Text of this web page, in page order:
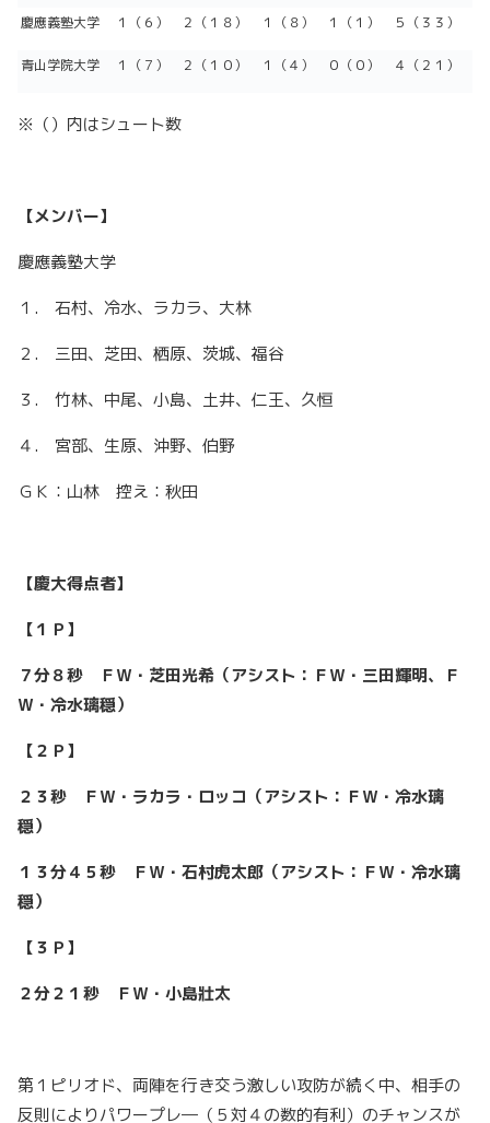
慶應義塾大学 １（６） ２（１８） １（８） １（１） ５（３３）
青山学院大学 １（７） ２（１０） １（４） ０（０） ４（２１）
※（）内はシュート数
【メンバー】
慶應義塾大学
１. 石村、冷水、ラカラ、大林
２. 三田、芝田、栖原、茨城、福谷
３. 竹林、中尾、小島、土井、仁王、久恒
４. 宮部、生原、沖野、伯野
ＧＫ：山林 控え：秋田
【慶大得点者】
【１Ｐ】
７分８秒 ＦＷ・芝田光希（アシスト：ＦＷ・三田輝明、Ｆ
Ｗ・冷水璃穏）
【２Ｐ】
２３秒 ＦＷ・ラカラ・ロッコ（アシスト：ＦＷ・冷水璃
穏）
１３分４５秒 ＦＷ・石村虎太郎（アシスト：ＦＷ・冷水璃
穏）
【３Ｐ】
２分２１秒 ＦＷ・小島壯太
第１ピリオド、両陣を行き交う激しい攻防が続く中、相手の
反則によりパワープレ―（５対４の数的有利）のチャンスが